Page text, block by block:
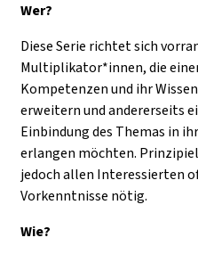
Wer?
Diese Serie richtet sich
Multiplikator*innen, die
Kompetenzen und ihr
erweitern und andererseits
Einbindung des Themas in
erlangen möchten.
jedoch allen Interessierten
Vorkenntnisse nötig.
Wie?